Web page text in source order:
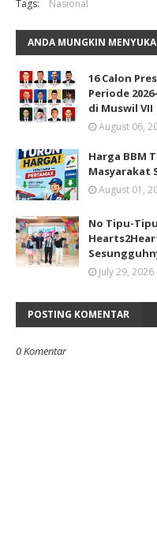
Tags: Nasional
ANDA MUNGKIN
16 Calon
Periode
di Muswil VII
August 06,
Harga BBM
Masyarakat
August 01,
No Tipu-
July 29, 2026
POSTING KOMENTAR
0 Komentar